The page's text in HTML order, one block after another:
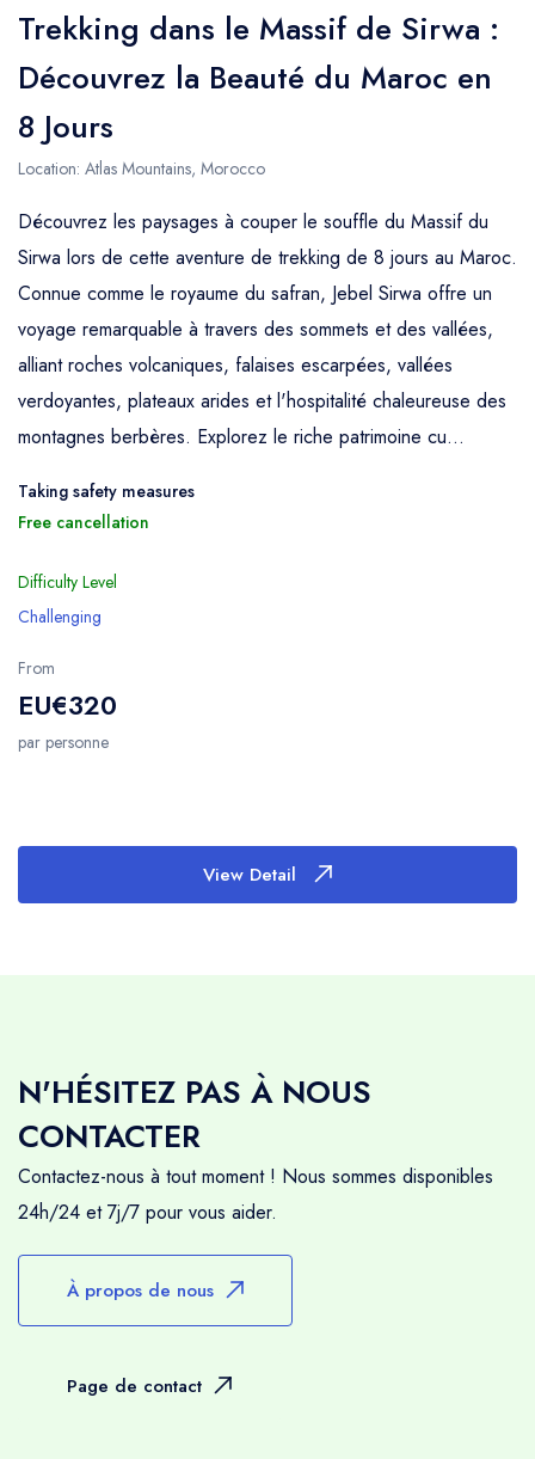
Trekking dans le Massif de Sirwa :
Découvrez la Beauté du Maroc en
8 Jours
Location: Atlas Mountains, Morocco
Découvrez les paysages à couper le souffle du Massif du
Sirwa lors de cette aventure de trekking de 8 jours au Maroc.
Connue comme le royaume du safran, Jebel Sirwa offre un
voyage remarquable à travers des sommets et des vallées,
alliant roches volcaniques, falaises escarpées, vallées
verdoyantes, plateaux arides et l'hospitalité chaleureuse des
montagnes berbères. Explorez le riche patrimoine cu...
Taking safety measures
Free cancellation
Difficulty Level
Challenging
From
EU€320
par personne
View Detail
N'HÉSITEZ PAS À NOUS
CONTACTER
Contactez-nous à tout moment ! Nous sommes disponibles
24h/24 et 7j/7 pour vous aider.
À propos de nous
Page de contact